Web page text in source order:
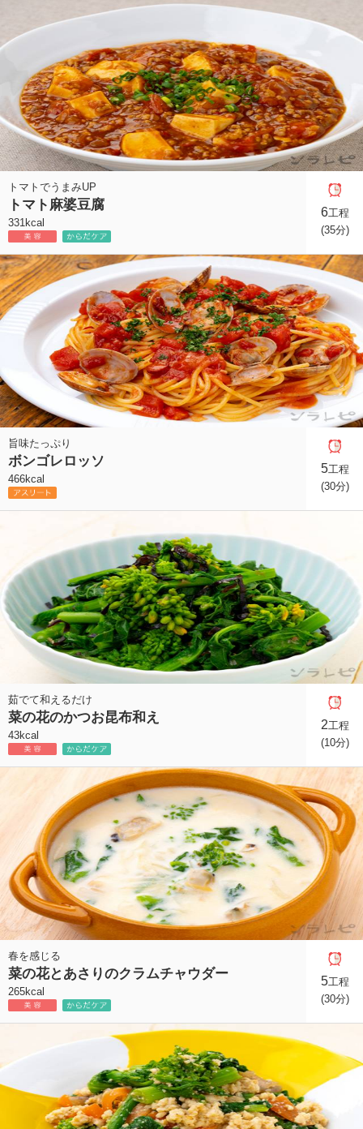
トマトでうまみUP
トマト麻婆豆腐
331kcal
6工程
(35分)
旨味たっぷり
ボンゴレロッソ
466kcal
5工程
(30分)
茹でて和えるだけ
菜の花のかつお昆布和え
43kcal
2工程
(10分)
春を感じる
菜の花とあさりのクラムチャウダー
265kcal
5工程
(30分)